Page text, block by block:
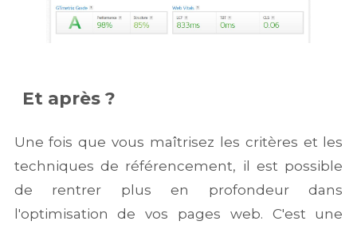
Et après ?
Une fois que vous maîtrisez les critères et les
techniques de référencement, il est possible
de rentrer plus en profondeur dans
l'optimisation de vos pages web. C'est une